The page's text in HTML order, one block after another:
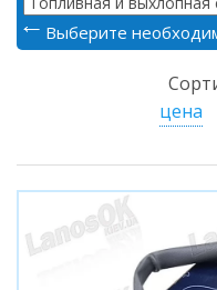
Выберите
цена